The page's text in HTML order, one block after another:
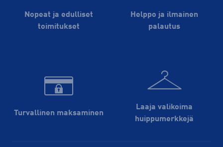
Nopeat ja edulliset
toimitukset
Helppo ja ilmainen
palautus
Turvallinen maksaminen
Laaja valikoima
huippu­merkkejä